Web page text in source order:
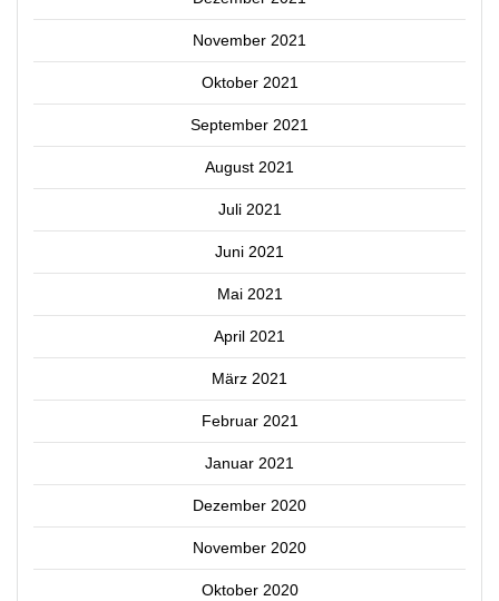
November 2021
Oktober 2021
September 2021
August 2021
Juli 2021
Juni 2021
Mai 2021
April 2021
März 2021
Februar 2021
Januar 2021
Dezember 2020
November 2020
Oktober 2020